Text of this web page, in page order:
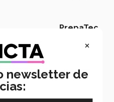
PrepaTec
arte y cultura,
primer lugar
Arte y Cultura
×
newsletter de